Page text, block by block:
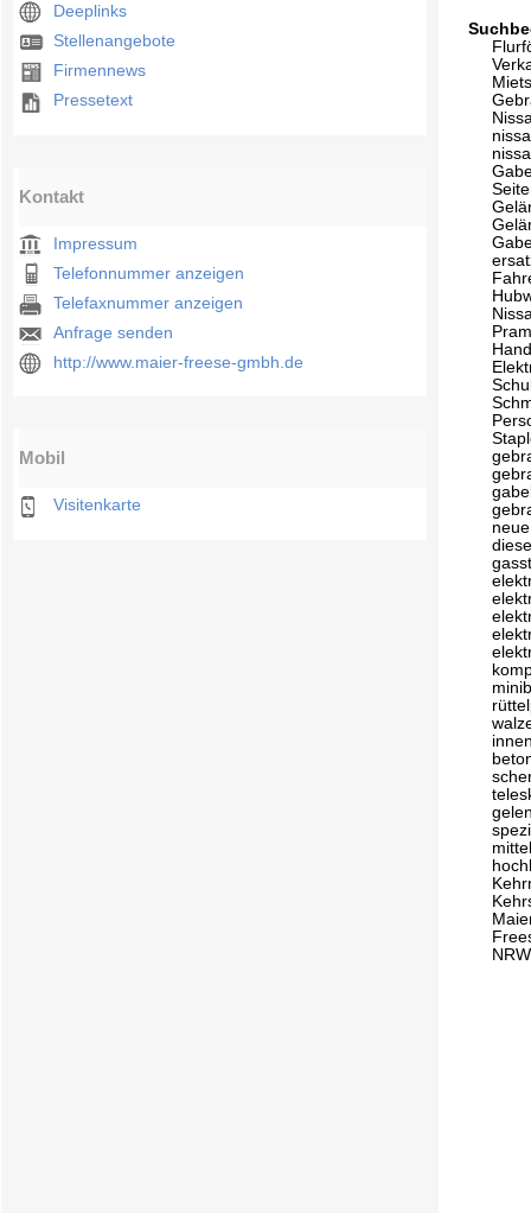
Deeplinks
Stellenangebote
Firmennews
Pressetext
Kontakt
Impressum
Telefonnummer anzeigen
Telefaxnummer anzeigen
Anfrage senden
http://www.maier-freese-gmbh.de
Mobil
Visitenkarte
NRW